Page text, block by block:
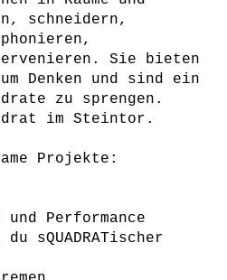
schneidern,
Sie bieten
Denken und sind ein
zu sprengen.
im Steintor.
Projekte:
Performance
sQUADRATischer